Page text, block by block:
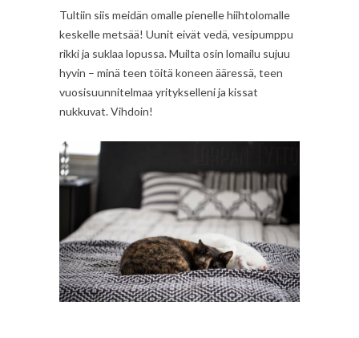
Tultiin siis meidän omalle pienelle hiihtolomalle
keskelle metsää! Uunit eivät vedä, vesipumppu
rikki ja suklaa lopussa. Muilta osin lomailu sujuu
hyvin – minä teen töitä koneen ääressä, teen
vuosisuunnitelmaa yritykselleni ja kissat
nukkuvat. Vihdoin!